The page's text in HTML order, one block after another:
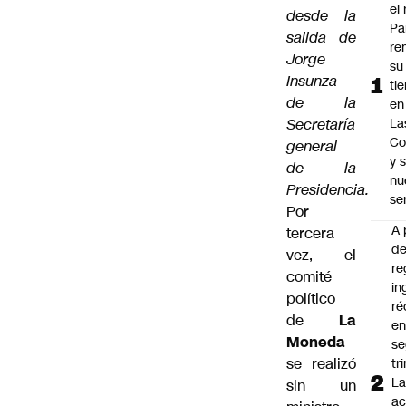
desde la
salida de
Jorge
Insunza
de la
Secretaría
general
de la
Presidencia.
Por
tercera
vez, el
comité
político
de La
Moneda
se realizó
sin un
el
su
y
A
de
La